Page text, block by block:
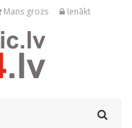
Mans grozs Ienākt